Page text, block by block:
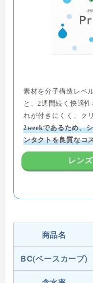
素材を分子構造レベ
と、2週間続く快適
れが付きにくく、ク
2weekであるため、
ンタクトを良質なコ
レン
商品名
BC(ベースカーブ)